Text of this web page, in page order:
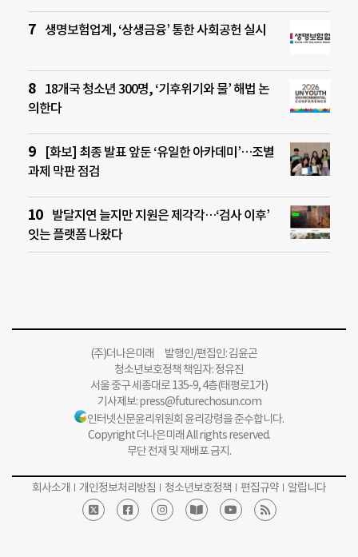
생명보험업계, ‘상생금융’ 통한 사회공헌 실시
18개국 청소년 300명, ‘기후위기와 물’ 해법 논
의한다
[화보] 최종 발표 앞둔 ‘유일한 아카데미’…조별
과제 막판 점검
발달지연 늘지만 지원은 제각각…‘검사 이후’
잇는 플랫폼 나왔다
(주)더나은미래 발행인/편집인: 김윤곤
청소년보호정책 책임자: 정유진
서울 중구 세종대로 135-9, 4층(태평로1가)
기사제보:press@futurechosun.com
인터넷신문윤리위원회 윤리강령을 준수합니다.
Copyright 더나은미래 All rights reserved.
무단 전재 및 재배포 금지.
회사소개 개인정보처리방침 청소년보호정책 편집규약 알립니다